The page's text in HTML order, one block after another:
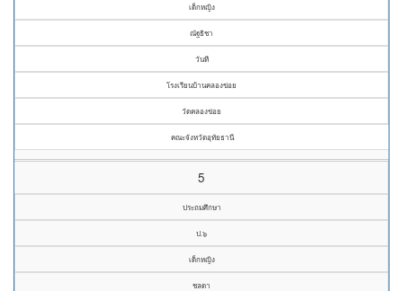
เด็กหญิง
ณัฐธิชา
วันที
โรงเรียนบ้านคลองข่อย
วัดคลองข่อย
คณะจังหวัดอุทัยธานี
5
ประถมศึกษา
ป.๖
เด็กหญิง
ชลดา